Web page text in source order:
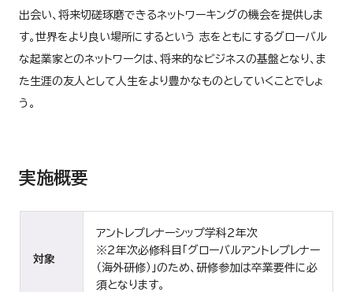
出会い、将来切磋琢磨できるネットワーキングの機会を提供しま
す。世界をより良い場所にするという 志をともにするグローバル
な起業家とのネットワークは、将来的なビジネスの基盤となり、ま
た生涯の友人として人生をより豊かなものとしていくことでしょ
う。
実施概要
対象
アントレプレナーシップ学科２年次
※２年次必修科目「グローバルアントレプレナー
（海外研修）」のため、研修参加は卒業要件に必
須となります。